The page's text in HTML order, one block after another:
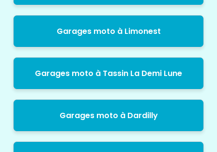
Garages moto à Limonest
Garages moto à Tassin La Demi Lune
Garages moto à Dardilly